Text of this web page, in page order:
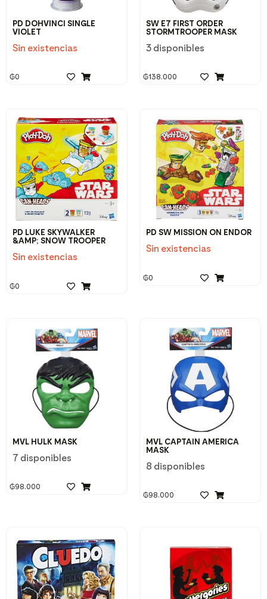
PD DOHVINCI SINGLE
VIOLET
Sin existencias
₲0
SW E7 FIRST ORDER
STORMTROOPER MASK
3 disponibles
₲138.000
PD LUKE SKYWALKER
&AMP; SNOW TROOPER
Sin existencias
₲0
PD SW MISSION ON ENDOR
Sin existencias
₲0
MVL HULK MASK
7 disponibles
₲98.000
MVL CAPTAIN AMERICA
MASK
8 disponibles
₲98.000